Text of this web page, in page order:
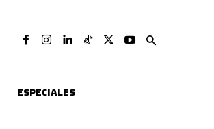
ESPECIALES